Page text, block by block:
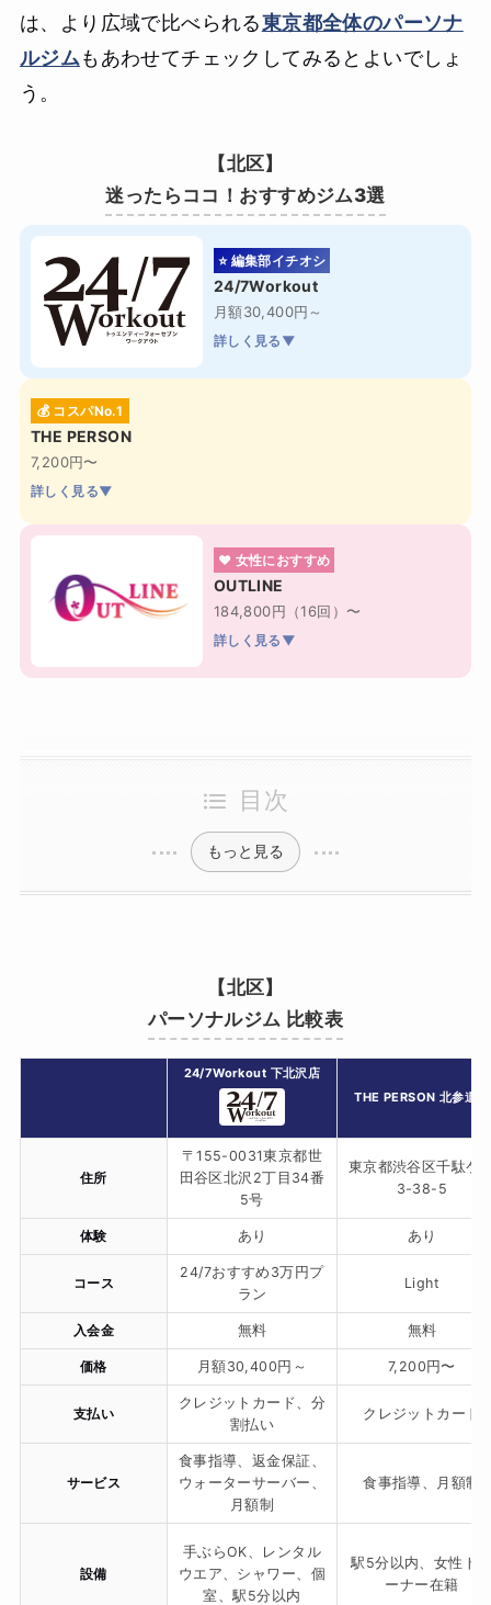
は、より広域で比べられる東京都全体のパーソナ
ルジム もあわせてチェックしてみるとよいでしょ
う。
【北区】
迷ったらココ！おすすめジム3選
⭐ 編集部イチオシ
24/7Workout
月額30,400円～
詳しく見る▼
💰 コスパNo.1
THE PERSON
7,200円〜
詳しく見る▼
❤ 女性におすすめ
OUTLINE
184,800円（16回）〜
詳しく見る▼
目次
もっと見る
【北区】
パーソナルジム 比較表
24/7Workout 下北沢店
THE PERSON 北参道店
住所
〒155-0031東京都世
田谷区北沢2丁目34番
5号
東京都渋谷区千駄ケ
3-38-5
体験 あり あり
コース
24/7おすすめ3万円プ
ラン
Light
入会金 無料 無料
価格 月額30,400円～ 7,200円〜
支払い
クレジットカード、分
割払い
クレジットカード
サービス
食事指導、返金保証、
ウォーターサーバー、
月額制
食事指導、月額制
設備
手ぶらOK、レンタル
ウエア、シャワー、個
室、駅5分以内
駅5分以内、女性ト
ーナー在籍